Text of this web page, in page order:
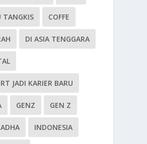
TANGKIS COFFE
DI ASIA TENGGARA
JADI KARIER BARU
GENZ GEN Z
INDONESIA